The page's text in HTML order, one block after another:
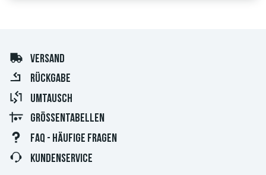
VERSAND
RÜCKGABE
UMTAUSCH
GRÖSSENTABELLEN
FAQ - HÄUFIGE FRAGEN
KUNDENSERVICE